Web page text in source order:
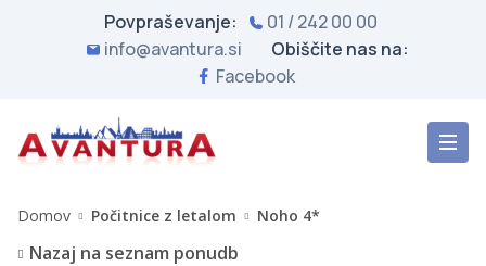
Povpraševanje:
01 / 242 00 00
info@avantura.si
Obiščite nas na:
Facebook
Domov Počitnice z letalom Noho 4*
Nazaj na seznam ponudb